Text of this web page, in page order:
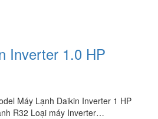
Inverter 1.0 HP
Máy Lạnh Daikin Inverter 1 HP
R32 Loại máy Inverter…